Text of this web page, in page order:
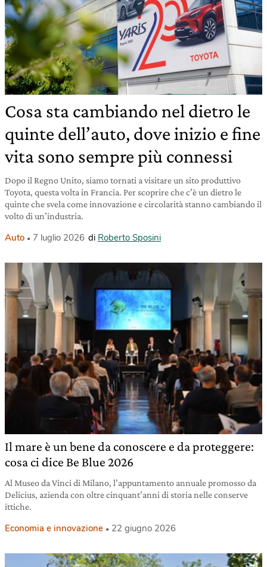
Cosa sta cambiando nel dietro le
quinte dell’auto, dove inizio e fine
vita sono sempre più connessi
Dopo il Regno Unito, siamo tornati a visitare un sito produttivo
Toyota, questa volta in Francia. Per scoprire che c’è un dietro le
quinte che svela come innovazione e circolarità stanno cambiando il
volto di un’industria.
Auto 7 luglio 2026 di Roberto Sposini
Il mare è un bene da conoscere e da proteggere:
cosa ci dice Be Blue 2026
Al Museo da Vinci di Milano, l’appuntamento annuale promosso da
Delicius, azienda con oltre cinquant’anni di storia nelle conserve
ittiche.
Economia e innovazione 22 giugno 2026